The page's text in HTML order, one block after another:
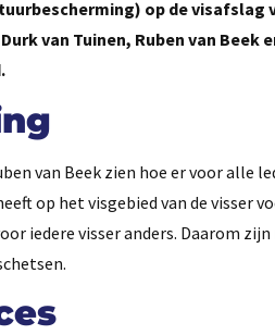
op de
van Tuinen, Ruben van
van Beek zien hoe er voor alle
op het visgebied van de visser
iedere visser anders. Daarom